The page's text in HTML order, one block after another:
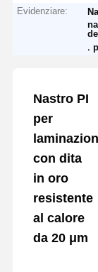
Evidenziare:
,
Nastro PI
per
con dita
in oro
resistente
al calore
da 20 μm